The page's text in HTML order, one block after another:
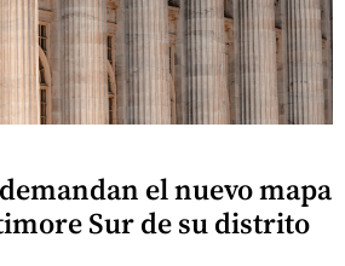
el nuevo mapa
Sur de su distrito